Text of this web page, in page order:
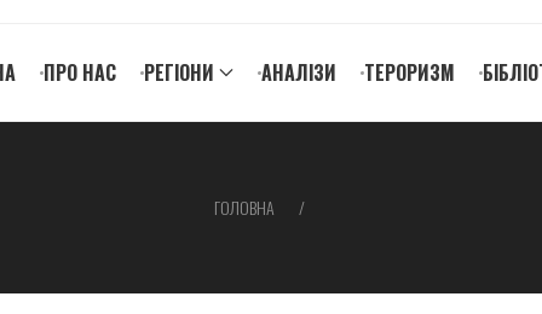
ПРО НАС РЕГІОНИ АНАЛІЗИ ТЕРОРИЗМ
ГОЛОВНА